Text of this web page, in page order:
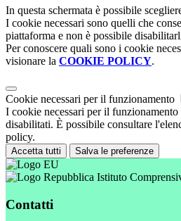
In questa schermata è possibile
I cookie necessari sono quelli che
piattaforma e non è possibile
Per conoscere quali sono i cookie
visionare la COOKIE POLICY.
Cookie necessari per il funzionamento
I cookie necessari per il funzionamento
disabilitati. È possibile consultare
policy.
Accetta tutti Salva le preferenze
Istituto
Contatti